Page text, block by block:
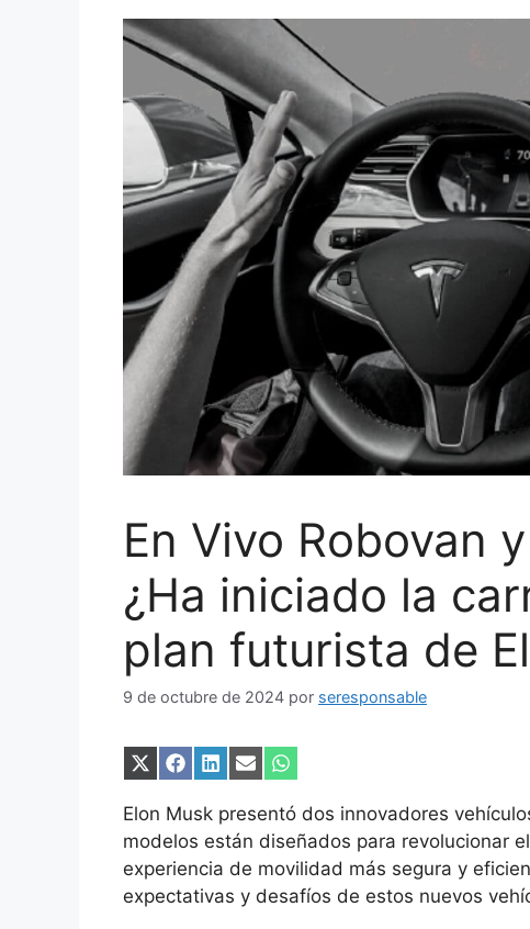
En Vivo Robovan
¿Ha iniciado la
plan futurista de
9 de octubre de 2024 por seresponsable
Compartir
X
(Twitter)
Compartir
Facebook
Compartir
LinkedIn
Compartir
Email
Compartir
WhatsApp
Elon Musk presentó dos innovadores
modelos están diseñados para revolucionar
experiencia de movilidad más segura y
expectativas y desafíos de estos nuevos